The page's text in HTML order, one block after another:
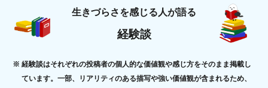
生きづらさを感じる人が語る
経験談
経験談はそれぞれの投稿者の個人的な価値観や感じ方をそのまま掲載し
ています。一部、リアリティのある描写や強い価値観が含まれるため、